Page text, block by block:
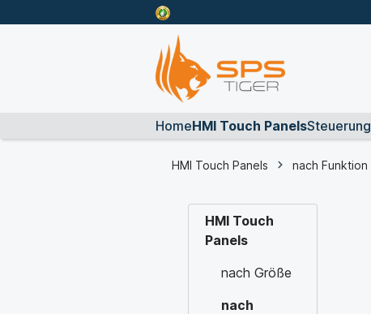
HomeHMI Touch Panels
HMI Touch Panels nach Funktion
HMI Touch
Panels
nach Größe
nach